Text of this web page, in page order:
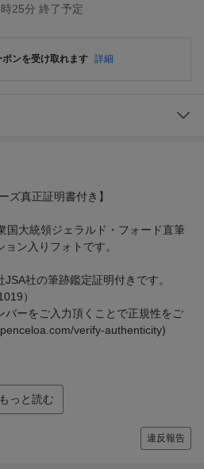
25分 終了予定
ンを受け取れます 詳細
ズ真正証明書付き】
国大統領ジェラルド・フォード直筆
ン入りフォトです。
社の筆跡鑑定証明付きです。
）
バーをご入力頂くことで正規性をご
verify-authenticity)
もっと読む
違反報告